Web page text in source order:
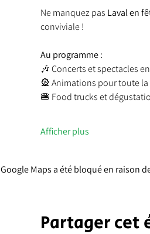
Ne manquez pas Laval en
conviviale !
Au programme :
🎶 Concerts et spectacles
🎡 Animations pour toute
🍔 Food trucks et
Afficher plus
Google Maps a été bloqué en raison
Partager cet